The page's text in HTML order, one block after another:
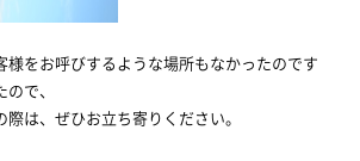
様をお呼びするような場所もなかったのです
で、
際は、ぜひお立ち寄りください。